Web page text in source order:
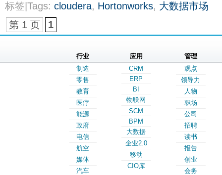
标签|Tags: cloudera, Hortonworks, 大数据市场
第 1 页
1
行业
制造
零售
教育
医疗
能源
政府
电信
航空
媒体
汽车
应用
CRM
ERP
BI
物联网
SCM
BPM
大数据
企业2.0
移动
CIO库
管理
观点
领导力
人物
职场
公司
招聘
读书
报告
创业
会务